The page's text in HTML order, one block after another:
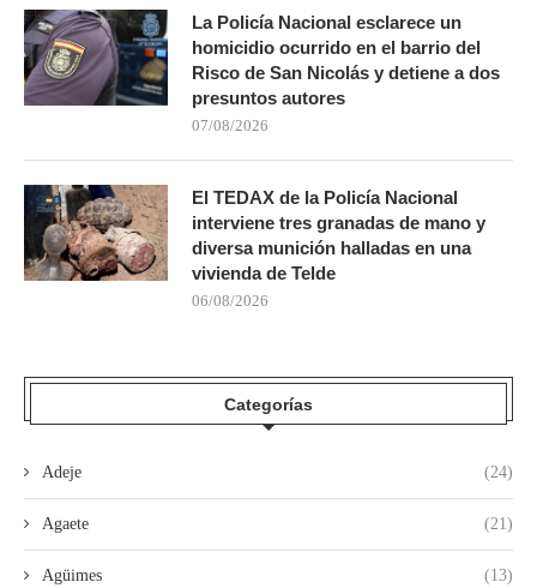
La Policía Nacional esclarece un
homicidio ocurrido en el barrio del
Risco de San Nicolás y detiene a dos
presuntos autores
07/08/2026
El TEDAX de la Policía Nacional
interviene tres granadas de mano y
diversa munición halladas en una
vivienda de Telde
06/08/2026
Categorías
Adeje (24)
Agaete (21)
Agüimes (13)